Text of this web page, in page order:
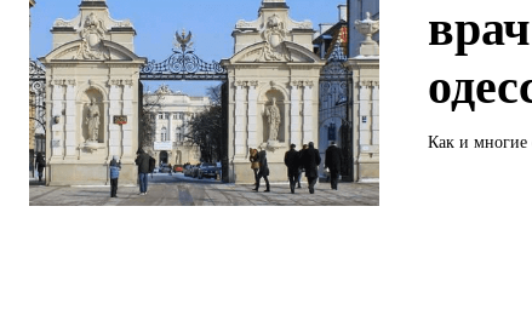
Как и